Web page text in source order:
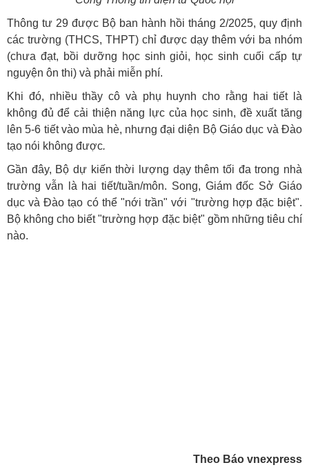
Thông tư 29 được Bộ ban hành hồi tháng 2/2025, quy định
các trường (THCS, THPT) chỉ được dạy thêm với ba nhóm
(chưa đạt, bồi dưỡng học sinh giỏi, học sinh cuối cấp tự
nguyện ôn thi) và phải miễn phí.
Khi đó, nhiều thầy cô và phụ huynh cho rằng hai tiết là
không đủ để cải thiện năng lực của học sinh, đề xuất tăng
lên 5-6 tiết vào mùa hè, nhưng đại diện Bộ Giáo dục và Đào
tạo nói không được.
Gần đây, Bộ dự kiến thời lượng dạy thêm tối đa trong nhà
trường vẫn là hai tiết/tuần/môn. Song, Giám đốc Sở Giáo
dục và Đào tạo có thể "nới trần" với "trường hợp đặc biệt".
Bộ không cho biết "trường hợp đặc biệt" gồm những tiêu chí
nào.
Theo Báo vnexpress